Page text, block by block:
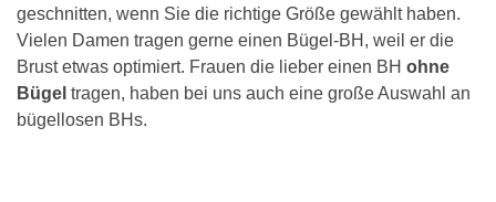
geschnitten, wenn Sie die richtige Größe gewählt haben.
Vielen Damen tragen gerne einen Bügel-BH, weil er die
Brust etwas optimiert. Frauen die lieber einen BH ohne
Bügel tragen, haben bei uns auch eine große Auswahl an
bügellosen BHs.